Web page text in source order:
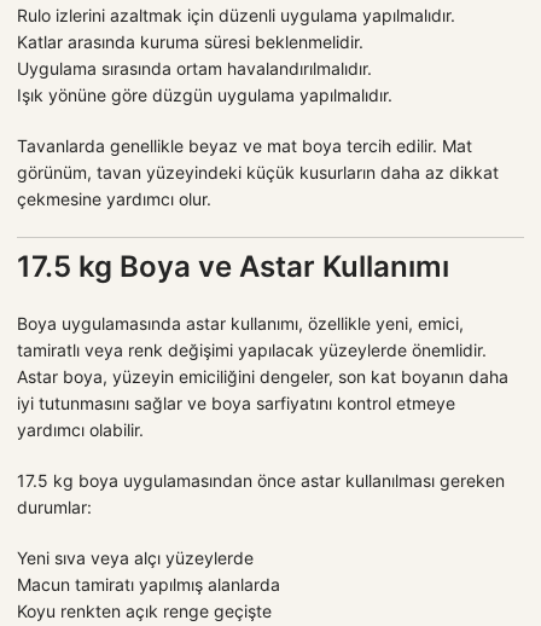
Rulo izlerini azaltmak için düzenli uygulama yapılmalıdır.
Katlar arasında kuruma süresi beklenmelidir.
Uygulama sırasında ortam havalandırılmalıdır.
Işık yönüne göre düzgün uygulama yapılmalıdır.
Tavanlarda genellikle beyaz ve mat boya tercih edilir. Mat
görünüm, tavan yüzeyindeki küçük kusurların daha az dikkat
çekmesine yardımcı olur.
17.5 kg Boya ve Astar Kullanımı
Boya uygulamasında astar kullanımı, özellikle yeni, emici,
tamiratlı veya renk değişimi yapılacak yüzeylerde önemlidir.
Astar boya, yüzeyin emiciliğini dengeler, son kat boyanın daha
iyi tutunmasını sağlar ve boya sarfiyatını kontrol etmeye
yardımcı olabilir.
17.5 kg boya uygulamasından önce astar kullanılması gereken
durumlar:
Yeni sıva veya alçı yüzeylerde
Macun tamiratı yapılmış alanlarda
Koyu renkten açık renge geçişte